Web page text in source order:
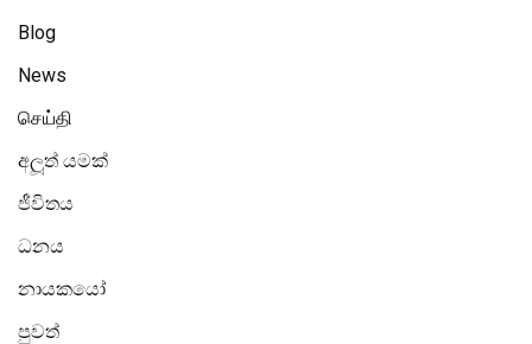
Blog
News
செய்தி
අලූත් යමක්
ජීවිතය
ධනය
නායකයෝ
පුවත්